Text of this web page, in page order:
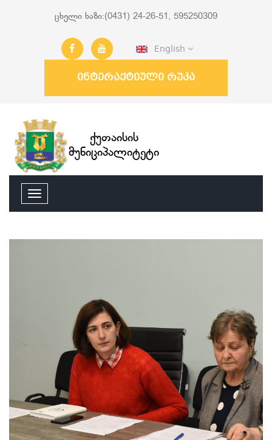
ცხელი ხაზი:(0431) 24-26-51, 595250309
English
ინტერაქტიული რუკა
ქუთაისის
მუნიციპალიტეტი